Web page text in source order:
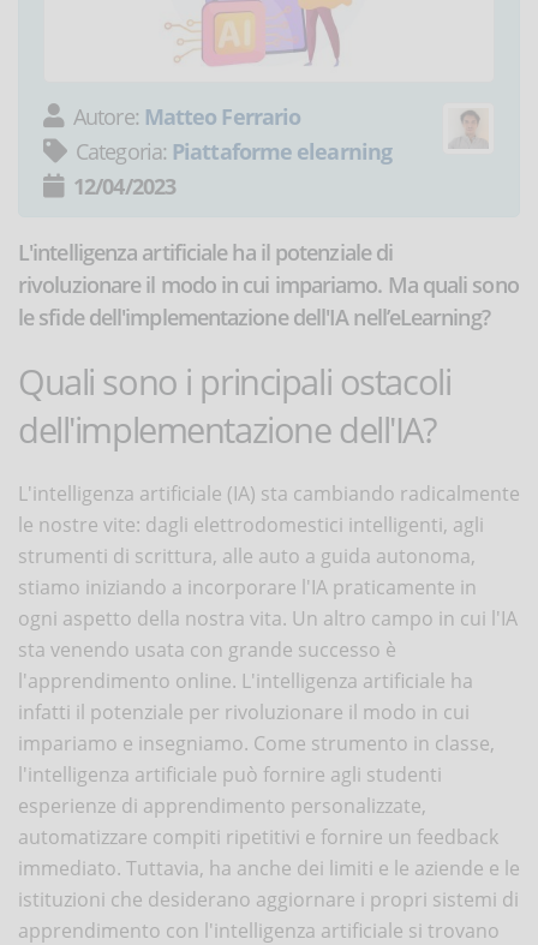
Autore: Matteo Ferrario
Categoria: Piattaforme elearning
12/04/2023
L'intelligenza artificiale ha il potenziale di
rivoluzionare il modo in cui impariamo. Ma quali sono
le sfide dell'implementazione dell'IA nell’eLearning?
Quali sono i principali ostacoli
dell'implementazione dell'IA?
L'intelligenza artificiale (IA) sta cambiando radicalmente
le nostre vite: dagli elettrodomestici intelligenti, agli
strumenti di scrittura, alle auto a guida autonoma,
stiamo iniziando a incorporare l'IA praticamente in
ogni aspetto della nostra vita. Un altro campo in cui l'IA
sta venendo usata con grande successo è
l'apprendimento online. L'intelligenza artificiale ha
infatti il potenziale per rivoluzionare il modo in cui
impariamo e insegniamo. Come strumento in classe,
l'intelligenza artificiale può fornire agli studenti
esperienze di apprendimento personalizzate,
automatizzare compiti ripetitivi e fornire un feedback
immediato. Tuttavia, ha anche dei limiti e le aziende e le
istituzioni che desiderano aggiornare i propri sistemi di
apprendimento con l'intelligenza artificiale si trovano